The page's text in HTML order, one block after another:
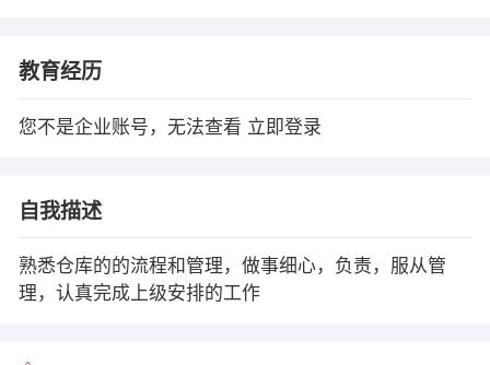
教育经历
您不是企业账号，无法查看 立即登录
自我描述
熟悉仓库的的流程和管理，做事细心，负责，服从管
理，认真完成上级安排的工作